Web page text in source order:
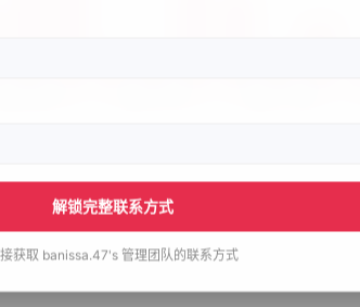
解锁完整联系方式
获取 banissa.47's 管理团队的联系方式